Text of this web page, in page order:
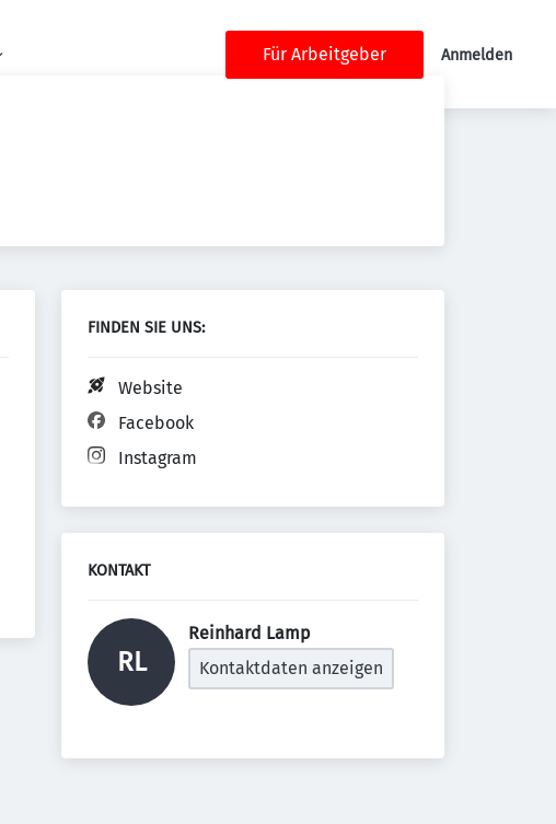
Für Arbeitgeber Anmelden
FINDEN SIE UNS:
Website
Facebook
Instagram
KONTAKT
RL
Reinhard Lamp
Kontaktdaten anzeigen